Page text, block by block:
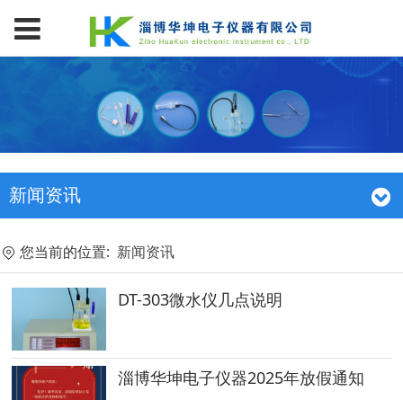
新闻资讯
您当前的位置: 新闻资讯
DT-303微水仪几点说明
淄博华坤电子仪器2025年放假通知